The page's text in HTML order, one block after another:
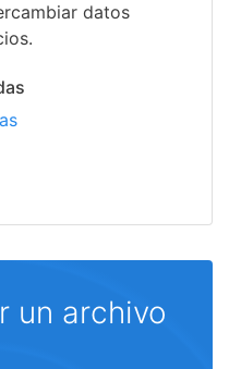
datos
un archivo